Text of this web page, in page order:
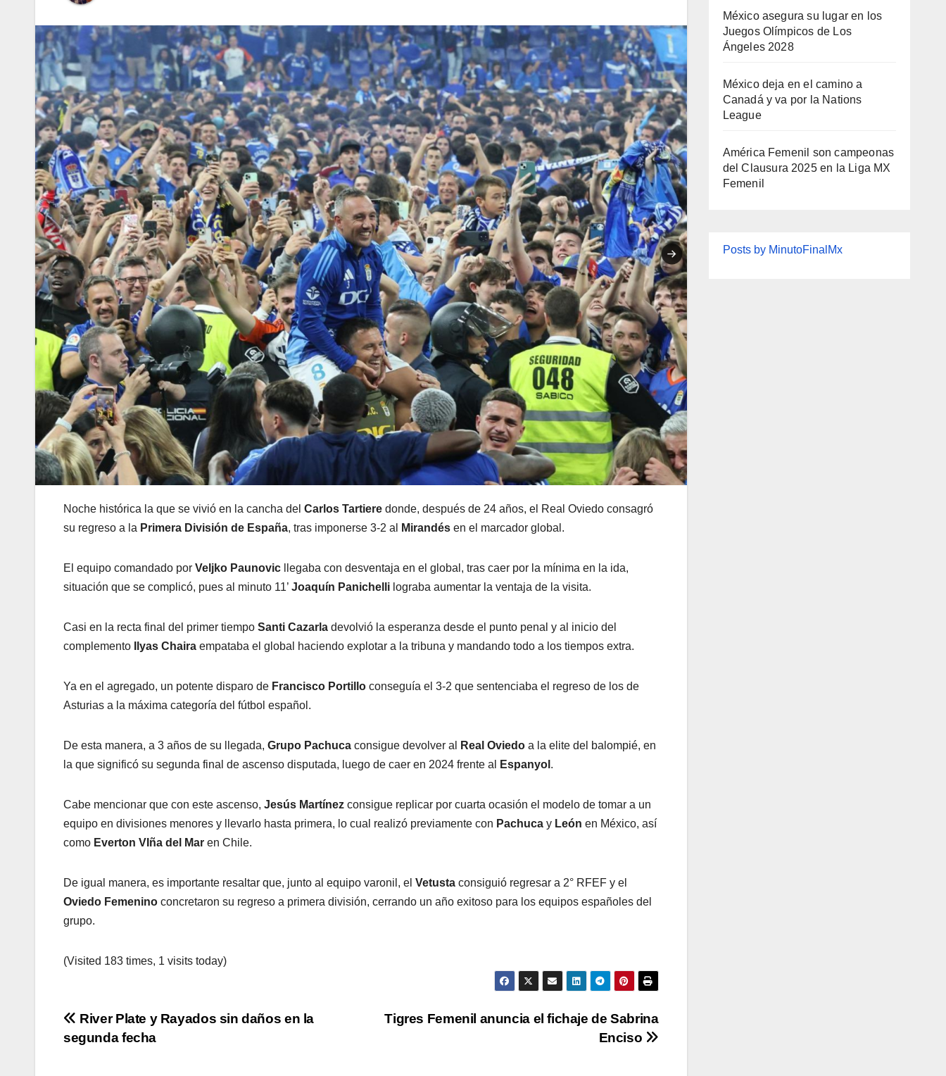
Noche histórica la que se vivió en la cancha del Carlos Tartiere donde, después de 24 años, el Real Oviedo consagró
su regreso a la Primera División de España, tras imponerse 3-2 al Mirandés en el marcador global.
El equipo comandado por Veljko Paunovic
llegaba con desventaja en el global, tras caer por la mínima en la ida,
situación que se complicó, pues al minuto 11’ Joaquín Panichelli lograba aumentar la ventaja de la visita.
Casi en la recta final del primer tiempo Santi Cazarla devolvió la esperanza desde el punto penal y al inicio del
complemento
Ilyas Chaira empataba el global haciendo explotar a la tribuna y mandando todo a los tiempos extra.
Ya en el agregado, un potente disparo de Francisco Portillo conseguía el 3-2 que sentenciaba el regreso de los de
Asturias a la máxima categoría del fútbol español.
De esta manera, a 3 años de su llegada, Grupo Pachuca consigue devolver al Real Oviedo a la elite del balompié, en
la que significó su segunda final de ascenso disputada, luego de caer en 2024 frente al
Espanyol .
Cabe mencionar que con este ascenso, Jesús Martínez consigue replicar por cuarta ocasión el modelo de tomar a un
equipo en divisiones menores y llevarlo hasta primera, lo cual realizó previamente con Pachuca y León en México, así
como Everton VIña del Mar en Chile.
De igual manera, es importante resaltar que, junto al equipo varonil, el Vetusta consiguió regresar a 2° RFEF y el
Oviedo Femenino concretaron su regreso a primera división, cerrando un año exitoso para los equipos españoles del
grupo.
(Visited 183 times, 1 visits today)
Navegación
de
Tigres Femenil anuncia el fichaje de Sabrina
Enciso
River Plate y Rayados sin daños en la
segunda fecha
México asegura su lugar en los
Juegos Olímpicos de Los
Ángeles 2028
México deja en el camino a
Canadá y va por la Nations
League
América Femenil son campeonas
del Clausura 2025 en la Liga MX
Femenil
Posts by MinutoFinalMx